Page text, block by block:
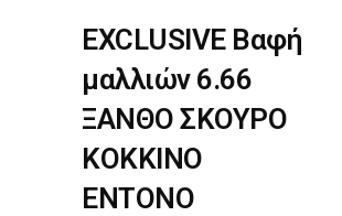
EXCLUSIVE Βαφή
μαλλιών 6.66
ΞΑΝΘΟ ΣΚΟΥΡΟ
ΚΟΚΚΙΝΟ
ΕΝΤΟΝΟ